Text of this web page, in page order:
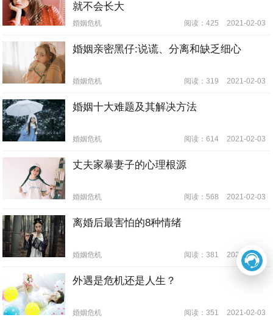
就不会长大
婚姻危机 阅读：425 2021-02-03
婚姻亲密黑仔:说谎、分离和缺乏细心
婚姻危机 阅读：319 2021-02-03
婚姻十大难题及其解决方法
婚姻危机 阅读：614 2021-02-03
丈夫家暴妻子的心理根源
婚姻危机 阅读：568 2021-02-03
离婚后最害怕的8种情绪
婚姻危机 阅读：381 2021-02-03
外遇是危机还是人生？
婚姻危机 阅读：351 2021-02-03